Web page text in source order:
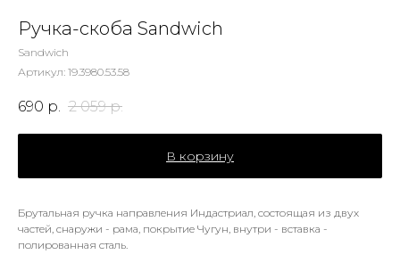
Ручка-скоба Sandwich
Sandwich
Артикул: 19.3980.53.58
690 р. 2 059 р.
В корзину
Брутальная ручка направления Индастриал, состоящая из двух
частей, снаружи - рама, покрытие Чугун, внутри - вставка -
полированная сталь.